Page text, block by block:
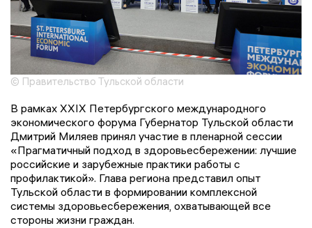
© Правительство Тульской области
В рамках XXIX Петербургского международного
экономического форума Губернатор Тульской области
Дмитрий Миляев принял участие в пленарной сессии
«Прагматичный подход в здоровьесбережении: лучшие
российские и зарубежные практики работы с
профилактикой». Глава региона представил опыт
Тульской области в формировании комплексной
системы здоровьесбережения, охватывающей все
стороны жизни граждан.